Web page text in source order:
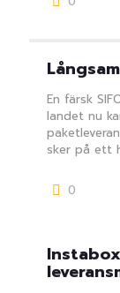
En färsk
landet nu
sker på ett
0